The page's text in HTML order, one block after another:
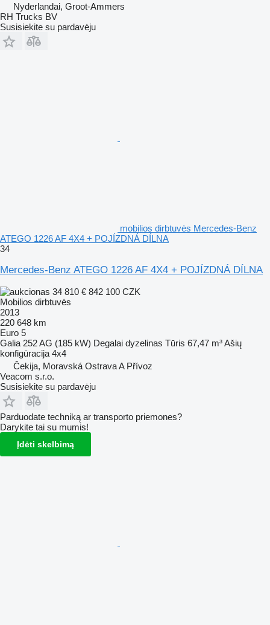
Nyderlandai, Groot-Ammers
RH Trucks BV
Susisiekite su pardavėju
mobilios dirbtuvės Mercedes-Benz
ATEGO 1226 AF 4X4 + POJÍZDNÁ DÍLNA
34
Mercedes-Benz ATEGO 1226 AF 4X4 + POJÍZDNÁ DÍLNA
34 810 € 842 100 CZK
Mobilios dirbtuvės
2013
220 648 km
Euro 5
Galia 252 AG (185 kW) Degalai dyzelinas Tūris 67,47 m³Ašių
konfigūracija 4x4
Čekija, Moravská Ostrava A Přívoz
Veacom s.r.o.
Susisiekite su pardavėju
Parduodate techniką ar transporto priemones?
Darykite tai su mumis!
Įdėti skelbimą